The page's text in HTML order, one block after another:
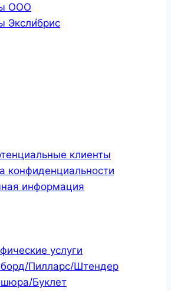
ООО
Эксли́брис
клиенты
конфиденциальности
информация
услуги
Пилларс/Штендер
Буклет